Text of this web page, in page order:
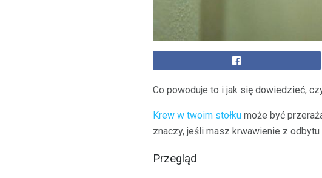
Co powoduje to i jak się dowiedzieć,
Krew w twoim stołku może być
znaczy, jeśli masz krwawienie z
Przegląd